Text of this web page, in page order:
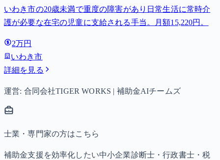
いわき市の20歳未満で重度の障害があり日常生活に常時介
護が必要な在宅の児童に支給される手当。月額15,220円。
2万円
いわき市
詳細を見る
運営: 合同会社TIGER WORKS | 補助金AIチームズ
士業・専門家の方はこちら
補助金支援を効率化したい中小企業診断士・行政書士・税